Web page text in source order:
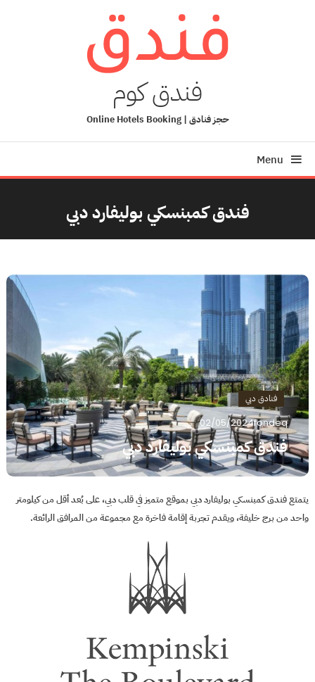
فندق كوم
حجز فنادق | Online Hotels Booking
Menu
فندق كمبنسكي بوليفارد دبي
فنادق دبي
02/05/2024fondeq
فندق كمبنسكي بوليفارد دبي
يتمتع فندق كمبنسكي بوليفارد دبي بموقع متميز في قلب دبي، على بُعد أقل من كيلومتر
واحد من برج خليفة، ويقدم تجربة إقامة فاخرة مع مجموعة من المرافق الرائعة.